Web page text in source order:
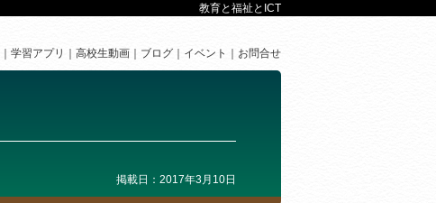
教育と福祉とICT
学習アプリ 高校生動画 ブログ イベント お問合せ
掲載日：2017年3月10日